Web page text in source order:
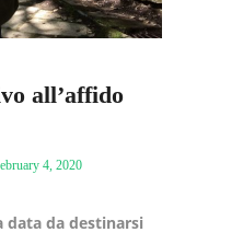
all’affido
4, 2020
data da destinarsi